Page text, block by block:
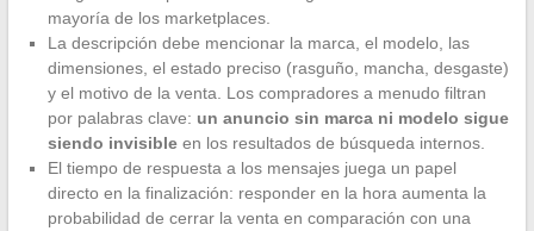
mayoría de los marketplaces.
La descripción debe mencionar la marca, el modelo, las
dimensiones, el estado preciso (rasguño, mancha, desgaste)
y el motivo de la venta. Los compradores a menudo filtran
por palabras clave: un anuncio sin marca ni modelo sigue
siendo invisibleen los resultados de búsqueda internos.
El tiempo de respuesta a los mensajes juega un papel
directo en la finalización: responder en la hora aumenta la
probabilidad de cerrar la venta en comparación con una